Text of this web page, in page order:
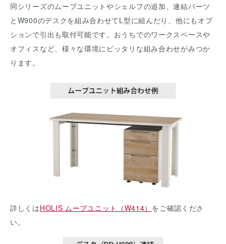
同シリーズのムーブユニットやシェルフの追加、連結パーツ
とW900のデスクを組み合わせてL型に組んだり、他にもオプ
ションで引出も取付可能です。おうちでのワークスペースや
オフィスなど、様々な環境にピッタリな組み合わせがみつか
ります。
詳しくはHOLIS ムーブユニット（W414） をご確認くださ
い。